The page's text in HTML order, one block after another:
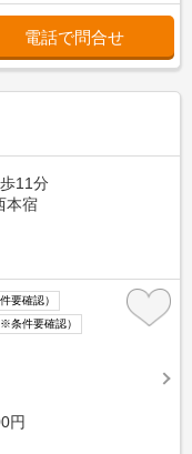
電話で問合せ
11分
本宿
要確認）
条件要確認）
円